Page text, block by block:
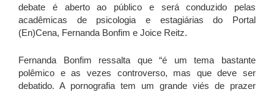
debate é aberto ao público e será conduzido pelas
acadêmicas de psicologia e estagiárias do Portal
(En)Cena, Fernanda Bonfim e Joice Reitz.
Fernanda Bonfim ressalta que “é um tema bastante
polêmico e as vezes controverso, mas que deve ser
debatido. A pornografia tem um grande viés de prazer